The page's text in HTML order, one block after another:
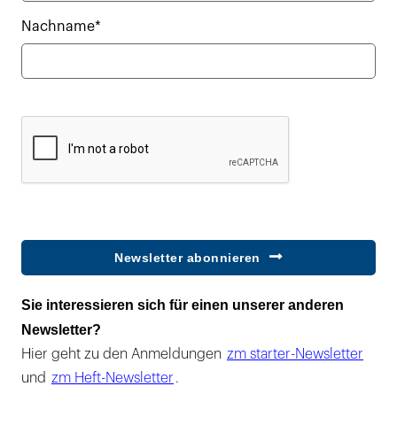
Nachname*
Newsletter abonnieren
Sie interessieren sich für einen unserer anderen
Newsletter?
Hier geht zu den Anmeldungen zm starter-Newsletter
und zm Heft-Newsletter .